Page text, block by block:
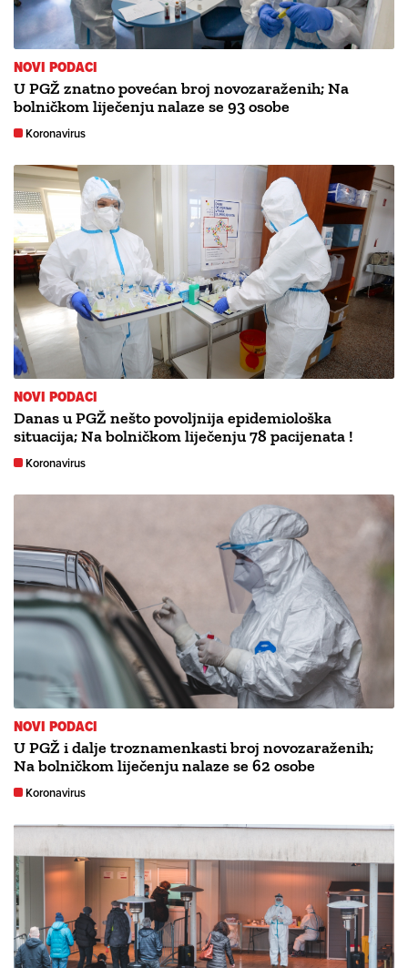
NOVI PODACI
U PGŽ znatno povećan broj novozaraženih; Na
bolničkom liječenju nalaze se 93 osobe
Koronavirus
NOVI PODACI
Danas u PGŽ nešto povoljnija epidemiološka
situacija; Na bolničkom liječenju 78 pacijenata !
Koronavirus
NOVI PODACI
U PGŽ i dalje troznamenkasti broj novozaraženih;
Na bolničkom liječenju nalaze se 62 osobe
Koronavirus